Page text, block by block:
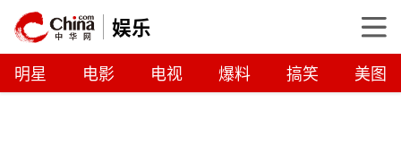
娱乐
明星 电影 电视 爆料 搞笑 美图